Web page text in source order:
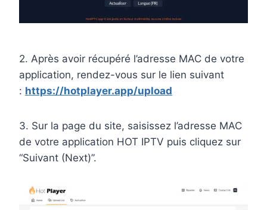
2. Après avoir récupéré l’adresse MAC de votre
application, rendez-vous sur le lien suivant
: https://hotplayer.app/upload
3. Sur la page du site, saisissez l’adresse MAC
de votre application HOT IPTV puis cliquez sur
“Suivant (Next)”.